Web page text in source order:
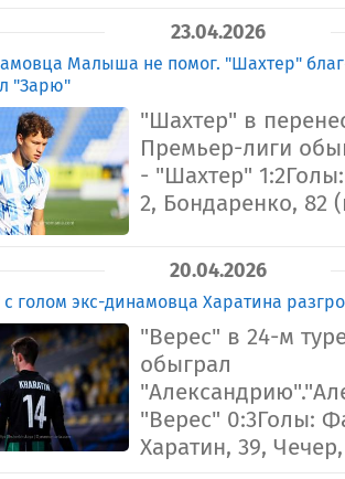
23.04.2026
Малыша не помог. "Шахтер"
"Зарю"
"Шахтер" в
Премьер-лиги
- "Шахтер"
2, Бондаренко, 82
20.04.2026
с голом экс-динамовца Харатина
"Верес" в 24-м
обыграл
"Верес" 0:3Голы:
Харатин, 39,